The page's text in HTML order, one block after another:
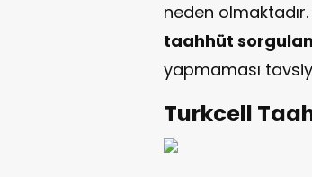
neden
taahhüt
yapmaması
Turkcell